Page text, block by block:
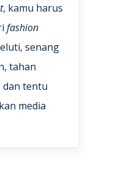
, kamu harus
fashion
senang
tahan
dan tentu
media